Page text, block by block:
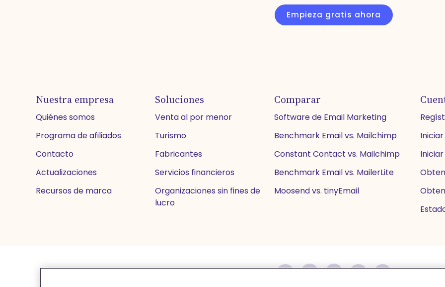
Empieza gratis ahora
Nuestra empresa
Quiénes somos
Programa de afiliados
Contacto
Actualizaciones
Recursos de marca
Soluciones
Venta al por menor
Turismo
Fabricantes
Servicios financieros
Organizaciones sin fines de
lucro
Comparar
Software de Email Marketing
Benchmark Email vs. Mailchimp
Constant Contact vs. Mailchimp
Benchmark Email vs. MailerLite
Moosend vs. tinyEmail